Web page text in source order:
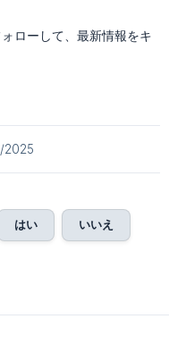
ローして、最新情報をキ
2025
はい いいえ